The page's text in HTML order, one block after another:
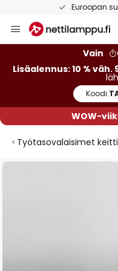
Euroopan
to
Vain
Lisäalennus: 10 % väh.
Koodi:
WOW-
Työtasovalaisimet
Skip